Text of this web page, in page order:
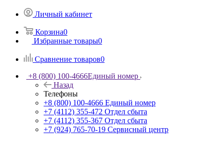
Личный кабинет
Корзина0
Избранные товары0
Сравнение товаров0
+8 (800) 100-4666Единый номер
Назад
Телефоны
+8 (800) 100-4666 Единый номер
+7 (4112) 355-472 Отдел сбыта
+7 (4112) 355-367 Отдел сбыта
+7 (924) 765-70-19 Сервисный центр